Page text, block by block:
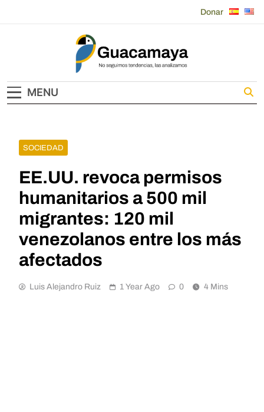
Donar
Guacamaya
MENU
SOCIEDAD
EE.UU. revoca permisos
humanitarios a 500 mil
migrantes: 120 mil
venezolanos entre los más
afectados
Luis Alejandro Ruiz 1 Year Ago 0 4 Mins